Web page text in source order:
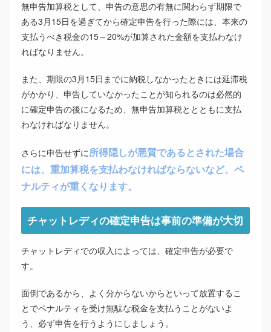
無申告加算税として、申告の意思の有無に関わらず期限で
ある3月15日を過ぎてから確定申告を行った際には、本来の
支払うべき税金の15～20%が加算された金額を支払わなけ
ればなりません。
また、期限の3月15日までに納税しなかったときには延滞税
がかかり、申告していなかったことが知られるのは必然的
に確定申告の後になるため、無申告加算税ととともに支払
わなければなりません。
さらに申告せずに所得隠しが悪質であるとされた場合
には、重加算税を支払わなければならないなど、ペ
ナルティが重くなります。
チャットレディの確定申告は事前の準備が大切
チャットレディでの収入によっては、確定申告が必要で
す。
面倒であるから、よく分からないからといって放置するこ
とでペナルティを受け無駄な税金を支払うことがないよ
う、必ず申告を行うようにしましょう。